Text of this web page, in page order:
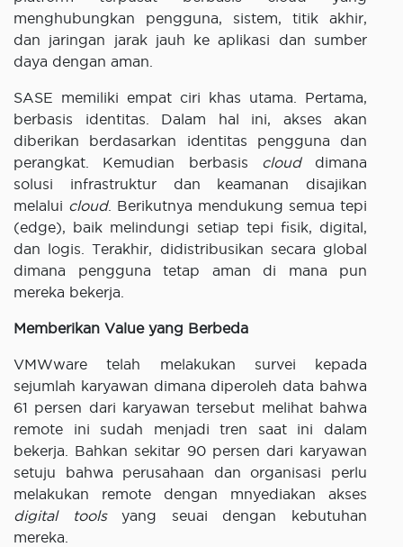
menghubungkan pengguna, sistem, titik akhir,
dan jaringan jarak jauh ke aplikasi dan sumber
daya dengan aman.
SASE memiliki empat ciri khas utama. Pertama,
berbasis identitas. Dalam hal ini, akses akan
diberikan berdasarkan identitas pengguna dan
perangkat. Kemudian berbasis clouddimana
solusi infrastruktur dan keamanan disajikan
melalui cloud. Berikutnya mendukung semua tepi
(edge), baik melindungi setiap tepi fisik, digital,
dan logis. Terakhir, didistribusikan secara global
dimana pengguna tetap aman di mana pun
mereka bekerja.
Memberikan Value yang Berbeda
VMWware telah melakukan survei kepada
sejumlah karyawan dimana diperoleh data bahwa
61 persen dari karyawan tersebut melihat bahwa
remote ini sudah menjadi tren saat ini dalam
bekerja. Bahkan sekitar 90 persen dari karyawan
setuju bahwa perusahaan dan organisasi perlu
melakukan remote dengan mnyediakan akses
digital toolsyang seuai dengan kebutuhan
mereka.